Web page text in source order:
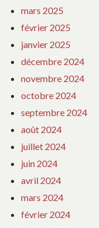
mars 2025
février 2025
janvier 2025
décembre 2024
novembre 2024
octobre 2024
septembre 2024
août 2024
juillet 2024
juin 2024
avril 2024
mars 2024
février 2024